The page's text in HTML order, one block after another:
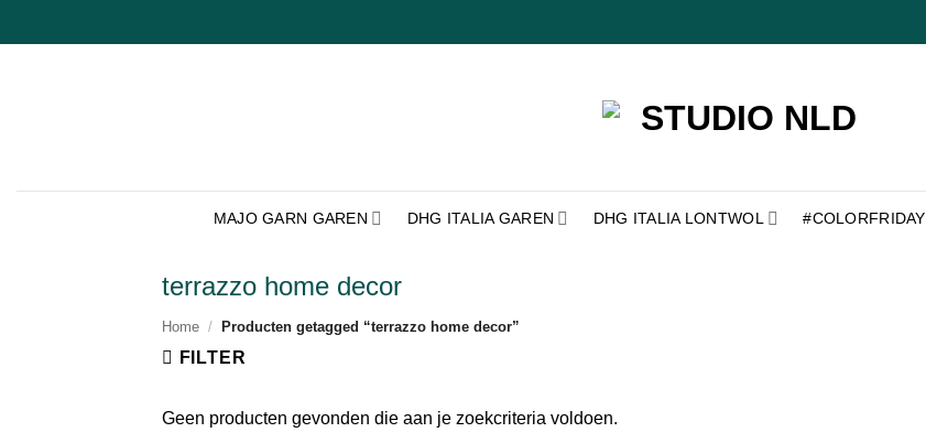
naar
MAJO GARN GAREN DHG ITALIA GAREN DHG ITALIA LONTWOL #COLORFRIDAY
terrazzo home decor
Home / Producten getagged “terrazzo home decor”
FILTER
Geen producten gevonden die aan je zoekcriteria voldoen.